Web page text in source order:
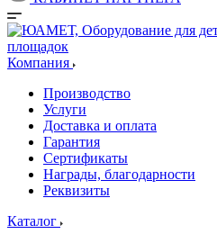
Компания
Производство
Услуги
Доставка и оплата
Гарантия
Сертификаты
Награды, благодарности
Реквизиты
Каталог